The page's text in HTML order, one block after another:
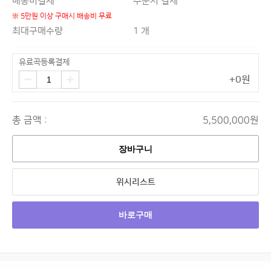
※ 5만원 이상 구매시 배송비 무료
최대구매수량 1 개
유료곡등록결제
+0원
총 금액 : 5,500,000원
장바구니
위시리스트
바로구매